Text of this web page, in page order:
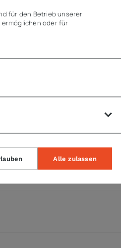
für den Betrieb unserer
ermöglichen oder für
Alle zulassen